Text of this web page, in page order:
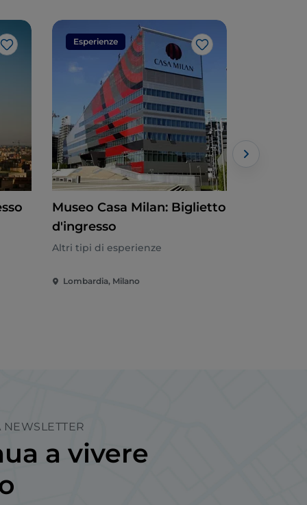
Like
Esperienze
Like
Museo Casa Milan: Biglietto
d'ingresso
Altri tipi di esperienze
Lombardia, Milano
a vivere